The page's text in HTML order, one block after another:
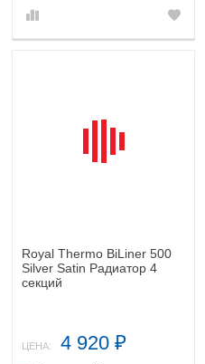
Royal Thermo BiLiner 500
Silver Satin Радиатор 4
секций
ЦЕНА: 4 920 ₽